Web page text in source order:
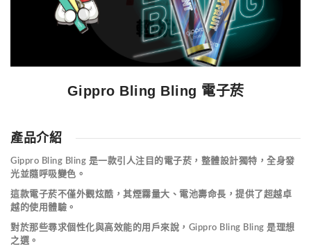
Gippro Bling Bling 電子菸
產品介紹
Gippro Bling Bling 是一款引人注目的電子菸，整體設計獨特，全身發
光並隨呼吸變色。
這款電子菸不僅外觀炫酷，其煙霧量大、電池壽命長，提供了超越卓
越的使用體驗。
對於那些尋求個性化與高效能的用戶來說，Gippro Bling Bling 是理想
之選。